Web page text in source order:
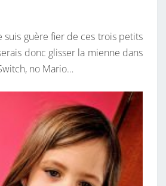
C
O
L
suis guère fier de ces trois petits
donc glisser la mienne dans
no Mario…